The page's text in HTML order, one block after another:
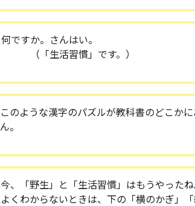
何ですか。さんはい。
（「生活習慣」です。）
このような漢字のパズルが教科書のどこか
ん。
今、「野生」と「生活習慣」はもうやったね
よくわからないときは、下の「横のかぎ」